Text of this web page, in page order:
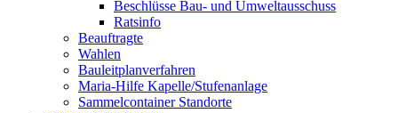
Beschlüsse Bau- und Umweltausschuss
Ratsinfo
Beauftragte
Wahlen
Bauleitplanverfahren
Maria-Hilfe Kapelle/Stufenanlage
Sammelcontainer Standorte